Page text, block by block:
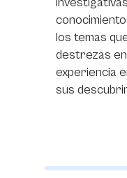
los temas
destrezas
experiencia
sus